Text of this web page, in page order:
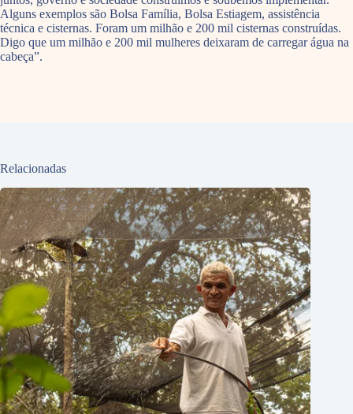
Alguns exemplos são Bolsa Família, Bolsa Estiagem, assistência
técnica e cisternas. Foram um milhão e 200 mil cisternas construídas.
Digo que um milhão e 200 mil mulheres deixaram de carregar água na
cabeça”.
Relacionadas